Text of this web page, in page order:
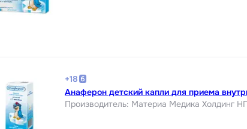
+18
Анаферон детский капли для приема
Производитель: Материа Медика Холдинг